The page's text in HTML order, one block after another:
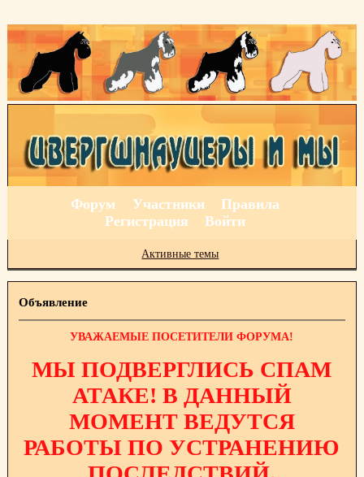
Форум Участники
Правила
Регистрация
Войти
Активные темы
Объявление
УВАЖАЕМЫЕ ПОСЕТИТЕЛИ ФОРУМА!
МЫ ПОДВЕРГЛИСЬ СПАМ
АТАКЕ! В ДАННЫЙ
МОМЕНТ ВЕДУТСЯ
РАБОТЫ ПО УСТРАНЕНИЮ